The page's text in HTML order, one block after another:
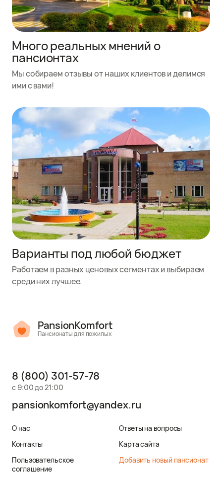
Много реальных мнений о
пансионтах
Мы собираем отзывы от наших клиентов и делимся
ими с вами!
Варианты под любой бюджет
Работаем в разных ценовых сегментах и выбираем
среди них лучшее.
PansionKomfort
Пансионаты для пожилых
8 (800) 301-57-78
с 9:00 до 21:00
pansionkomfort@yandex.ru
О нас
Контакты
Пользовательское
соглашение
Ответы на вопросы
Карта сайта
Добавить новый пансионат